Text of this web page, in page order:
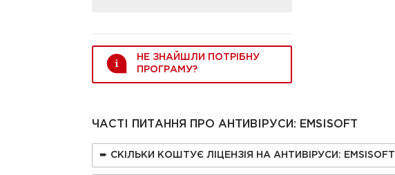
НЕ ЗНАЙШЛИ ПОТРІБНУ
ПРОГРАМУ?
ЧАСТІ ПИТАННЯ ПРО AНТИВІРУСИ: EMSISOFT
➨ СКІЛЬКИ КОШТУЄ ЛІЦЕНЗІЯ НА AНТИВІРУСИ: EMSISOFT